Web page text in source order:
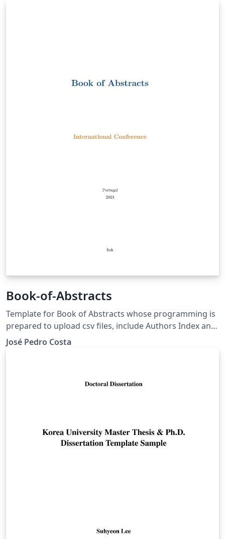
Book-of-Abstracts
Template for Book of Abstracts whose programming is
prepared to upload csv files, include Authors Index and
include Keywords Index.
José Pedro Costa